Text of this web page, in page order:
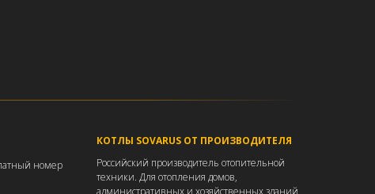
номер
КОТЛЫ SOVARUS ОТ ПРОИЗВОДИТЕЛЯ
Российский производитель отопительной
техники. Для отопления домов,
административных и хозяйственных зданий,